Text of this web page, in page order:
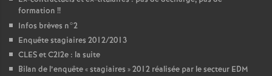
formation !!
Infos brèves n°2
Enquête stagiaires 2012/2013
CLESet C2I2e : la suite
Bilan de l’enquête «stagiaires » 2012 réalisée par le secteur EDM